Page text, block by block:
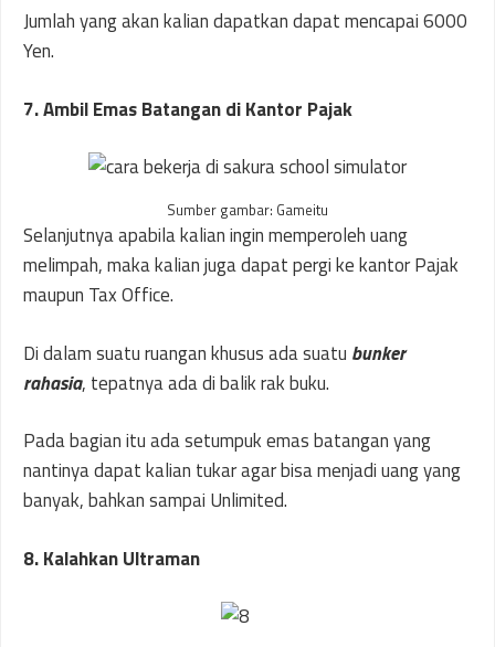
Jumlah yang akan kalian dapatkan dapat mencapai 6000
Yen.
7. Ambil Emas Batangan di Kantor Pajak
Sumber gambar: Gameitu
Selanjutnya apabila kalian ingin memperoleh uang
melimpah, maka kalian juga dapat pergi ke kantor Pajak
maupun Tax Office.
Di dalam suatu ruangan khusus ada suatu bunker
rahasia, tepatnya ada di balik rak buku.
Pada bagian itu ada setumpuk emas batangan yang
nantinya dapat kalian tukar agar bisa menjadi uang yang
banyak, bahkan sampai Unlimited.
8. Kalahkan Ultraman